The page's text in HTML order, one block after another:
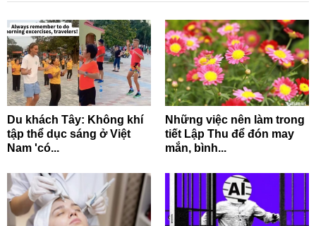
Du khách Tây: Không khí
tập thể dục sáng ở Việt
Nam 'có...
Những việc nên làm trong
tiết Lập Thu để đón may
mắn, bình...